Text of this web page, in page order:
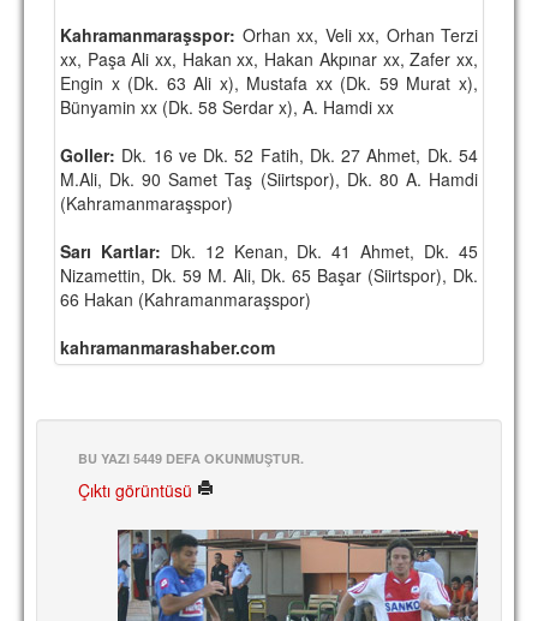
TARİHÇE
TARİHİ BAŞARILAR
BASINDAN
KUPA MAÇLARI
ESKi BAŞKANLAR
ESKİ HOCALAR
HAKKIMIZDA
İRTİBAT
SİTE İSTATİSTİKLERİ
REKLAM YAYINI
Kahramanmaraşspor: Orhan xx, Veli xx, Orhan Terzi
xx, Paşa Ali xx, Hakan xx, Hakan Akpınar xx, Zafer xx,
Engin x (Dk. 63 Ali x), Mustafa xx (Dk. 59 Murat x),
Bünyamin xx (Dk. 58 Serdar x), A. Hamdi xx
Goller: Dk. 16 ve Dk. 52 Fatih, Dk. 27 Ahmet, Dk. 54
M.Ali, Dk. 90 Samet Taş (Siirtspor), Dk. 80 A. Hamdi
(Kahramanmaraşspor)
Sarı Kartlar: Dk. 12 Kenan, Dk. 41 Ahmet, Dk. 45
Nizamettin, Dk. 59 M. Ali, Dk. 65 Başar (Siirtspor), Dk.
66 Hakan (Kahramanmaraşspor)
kahramanmarashaber.com
BU YAZI 5449 DEFA OKUNMUŞTUR.
Çıktı görüntüsü